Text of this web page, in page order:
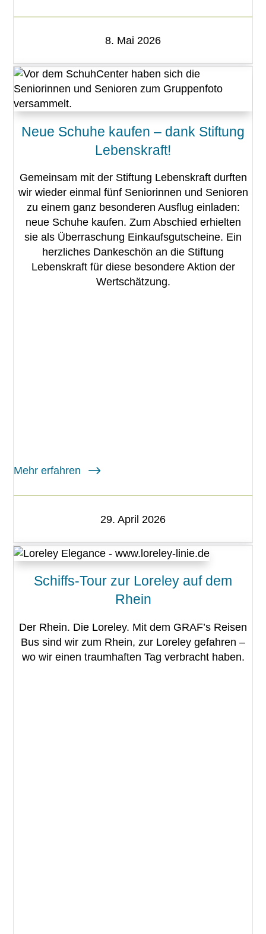
8. Mai 2026
Neue Schuhe kaufen – dank Stiftung
Lebenskraft!
Gemeinsam mit der Stiftung Lebenskraft durften
wir wieder einmal fünf Seniorinnen und Senioren
zu einem ganz besonderen Ausflug einladen:
neue Schuhe kaufen. Zum Abschied erhielten
sie als Überraschung Einkaufsgutscheine. Ein
herzliches Dankeschön an die Stiftung
Lebenskraft für diese besondere Aktion der
Wertschätzung.
Mehr erfahren
29. April 2026
Schiffs-Tour zur Loreley auf dem
Rhein
Der Rhein. Die Loreley. Mit dem GRAF’s Reisen
Bus sind wir zum Rhein, zur Loreley gefahren –
wo wir einen traumhaften Tag verbracht haben.